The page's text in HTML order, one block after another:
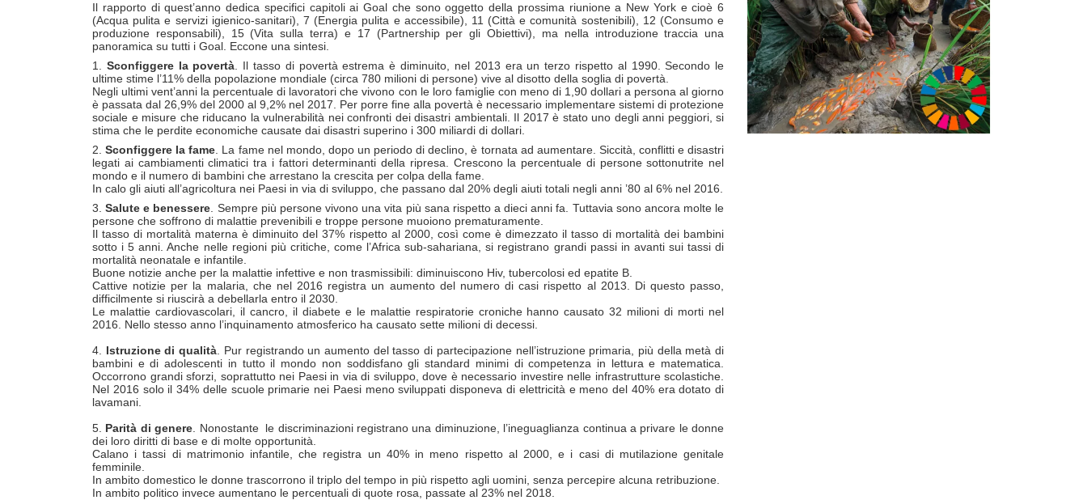
Il rapporto di quest’anno dedica specifici capitoli ai Goal che sono oggetto della prossima riunione a New York e cioè 6
(Acqua pulita e servizi igienico-sanitari), 7 (Energia pulita e accessibile), 11 (Città e comunità sostenibili), 12 (Consumo e
produzione responsabili), 15 (Vita sulla terra) e 17 (Partnership per gli Obiettivi), ma nella introduzione traccia una
panoramica su tutti i Goal. Eccone una sintesi.
1.
Sconfiggere la povertà . Il tasso di povertà estrema è diminuito, nel 2013 era un terzo rispetto al 1990. Secondo le
ultime stime l’11% della popolazione mondiale (circa 780 milioni di persone) vive al disotto della soglia di povertà.
Negli ultimi vent’anni la percentuale di lavoratori che vivono con le loro famiglie con meno di 1,90 dollari a persona al giorno
è passata dal 26,9% del 2000 al 9,2% nel 2017. Per porre fine alla povertà è necessario implementare sistemi di protezione
sociale e misure che riducano la vulnerabilità nei confronti dei disastri ambientali. Il 2017 è stato uno degli anni peggiori, si
stima che le perdite economiche causate dai disastri superino i 300 miliardi di dollari.
2.Sconfiggere la fame . La fame nel mondo, dopo un periodo di declino, è tornata ad aumentare. Siccità, conflitti e disastri
legati ai cambiamenti climatici tra i fattori determinanti della ripresa. Crescono la percentuale di persone sottonutrite nel
mondo e il numero di bambini che arrestano la crescita per colpa della fame.
In calo gli aiuti all’agricoltura nei Paesi in via di sviluppo, che passano dal 20% degli aiuti totali negli anni ’80 al 6% nel 2016.
3.Salute e benessere . Sempre più persone vivono una vita più sana rispetto a dieci anni fa. Tuttavia sono ancora molte le
persone che soffrono di malattie prevenibili e troppe persone muoiono prematuramente.
Il tasso di mortalità materna è diminuito del 37% rispetto al 2000, così come è dimezzato il tasso di mortalità dei bambini
sotto i 5 anni. Anche nelle regioni più critiche, come l’Africa sub-sahariana, si registrano grandi passi in avanti sui tassi di
mortalità neonatale e infantile.
Buone notizie anche per la malattie infettive e non trasmissibili: diminuiscono Hiv, tubercolosi ed epatite B.
Cattive notizie per la malaria, che nel 2016 registra un aumento del numero di casi rispetto al 2013. Di questo passo,
difficilmente si riuscirà a debellarla entro il 2030.
Le malattie cardiovascolari, il cancro, il diabete e le malattie respiratorie croniche hanno causato 32 milioni di morti nel
2016. Nello stesso anno l’inquinamento atmosferico ha causato sette milioni di decessi.
4. Istruzione di qualità . Pur registrando un aumento del tasso di partecipazione nell’istruzione primaria, più della metà di
bambini e di adolescenti in tutto il mondo non soddisfano gli standard minimi di competenza in lettura e matematica.
Occorrono grandi sforzi, soprattutto nei Paesi in via di sviluppo, dove è necessario investire nelle infrastrutture scolastiche.
Nel 2016 solo il 34% delle scuole primarie nei Paesi meno sviluppati disponeva di elettricità e meno del 40% era dotato di
lavamani.
5. Parità di genere . Nonostante le discriminazioni registrano una diminuzione, l’ineguaglianza continua a privare le donne
dei loro diritti di base e di molte opportunità.
Calano i tassi di matrimonio infantile, che registra un 40% in meno rispetto al 2000, e i casi di mutilazione genitale
femminile.
In ambito domestico le donne trascorrono il triplo del tempo in più rispetto agli uomini, senza percepire alcuna retribuzione.
In ambito politico invece aumentano le percentuali di quote rosa, passate al 23% nel 2018.